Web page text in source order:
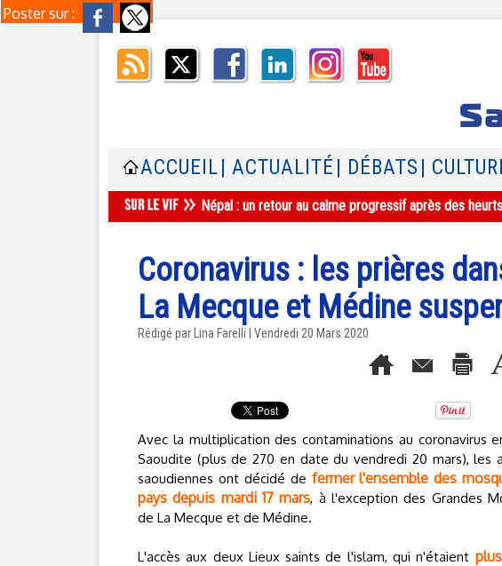
Poster sur :
ACCUEIL | ACTUALITÉ | DÉBATS |
Népal : un retour au calme progressif après des
Coronavirus : les prières
La Mecque et Médine
Rédigé par Lina Farelli | Vendredi 20 Mars 2020
Avec la multiplication des contaminations au coronavirus
Saoudite (plus de 270 en date du vendredi 20 mars), les
saoudiennes ont décidé de fermer l'ensemble des
pays depuis mardi 17 mars, à l'exception des Grandes
de La Mecque et de Médine.
L'accès aux deux Lieux saints de l'islam, qui n'étaient